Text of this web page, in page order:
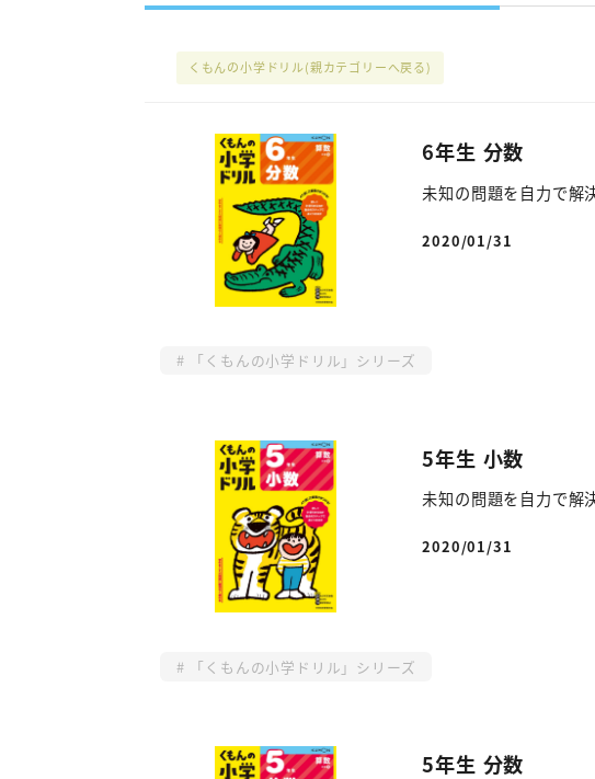
くもんの小学ドリル(親カテゴリーへ戻る)
6年生 分数
未知の問題を自力で解
投稿日
2020/01/31
「くもんの小学ドリル」シリーズ
5年生 小数
未知の問題を自力で解
投稿日
2020/01/31
「くもんの小学ドリル」シリーズ
5年生 分数